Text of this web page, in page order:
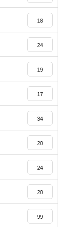
18
24
19
17
34
20
24
20
99